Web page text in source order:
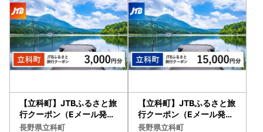
【立科町】JTBふるさと旅
行クーポン（Eメール発行
）3,000円分
長野県立科町
【立科町】JTBふるさと旅
行クーポン（Eメール発行
）15,000円分
長野県立科町